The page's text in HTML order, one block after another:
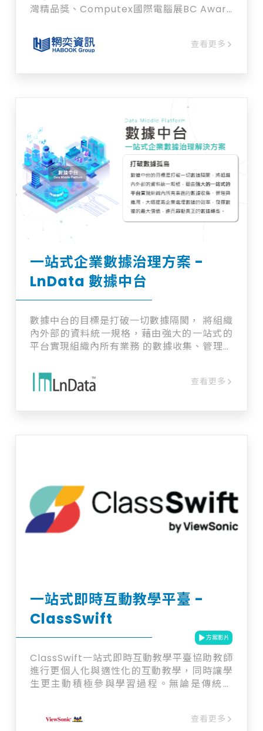
灣精品獎、Computex國際電腦展BC Award
的互動教學體驗，全新的同步推送、同步互
動、同步任務、同步測驗等教學應用模組，讓
板軟體，也是師生互動同步數據的工具，更是
整合線上雲端平台資源的應用終端，讓使用者
不必在許多軟體、平台間學習與繁瑣的切換，
一下是電子白板軟體(例如：
Sketchboard、Jamboard、
myViewBoard、Miro、Whiteboard、
Klaxoon…等)，一下又是為了測驗、互動而使
用的軟體或平台(例如：Kahoot、Google
Form、Quizizz、Pear Deck、Slido…等)，
更進一步的還得另外的學習輔助平台(例如：
Moodle、Google classroom…等)。這些，
HiTeach 5，通通提供給您，一套搞定！ 歡
迎加入詢問車洽詢！
查看更多
一站式企業數據治理方案 -
LnData 數據中台
數據中台的目標是打破一切數據隔閡， 將組織
內外部的資料統一規格，藉由強大的一站式的
平台實現組織內所有業務 的數據收集、管理與
據的最大價值，進而驅動真正的數據轉型。
LnData 數據中台可以做到什麼？ • 數據採集查看更多
一站式即時互動教學平臺 -
ClassSwift
方案影片
ClassSwift一站式即時互動教學平臺協助教師
進行更個人化與適性化的互動教學，同時讓學
生更主動積極參與學習過程。無論是傳統課
能即時檢視學生的學習情況，也能更精確地掌
查看更多